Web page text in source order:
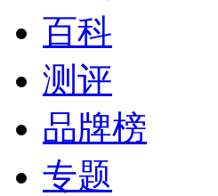
百科
测评
品牌榜
专题